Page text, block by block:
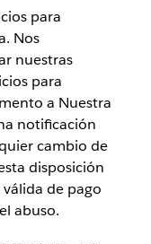
para
Nos
nuestras
para
a Nuestra
notificación
cambio de
disposición
de pago
abuso.